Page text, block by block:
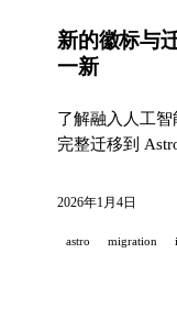
新的徽标与
一新
了解融入人工
完整迁移到
2026年1月4日
astro migration